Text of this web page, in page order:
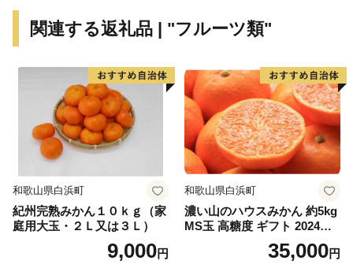
りを楽しむことができ、旬の時期になると多くの人で賑
夏になると山間部、特に花園地域はキャンプやアウト
ドアを楽しむ地域として絶好の環境にあり、近年の京奈
和自動車道や国道４８０号府県間トンネルなど広域幹線
道路の整備より都市部や他地域からのアクセスが向上し
たこともあり、多くの方に訪れていただいています。晴
れた日の夜空に見える星は、素晴らしく一見の価値あり
です！！
かつらぎ町では、農業をはじめとした産業の活性化や
関連する返礼品 | "フルーツ類"
和歌山県白浜町
紀州完熟みかん１０ｋｇ（家
庭用大玉・２Ｌ又は３Ｌ）
9,000円
和歌山県白浜町
濃い山のハウスみかん 約5kg
MS玉 高糖度 ギフト 2024年7
35,000円